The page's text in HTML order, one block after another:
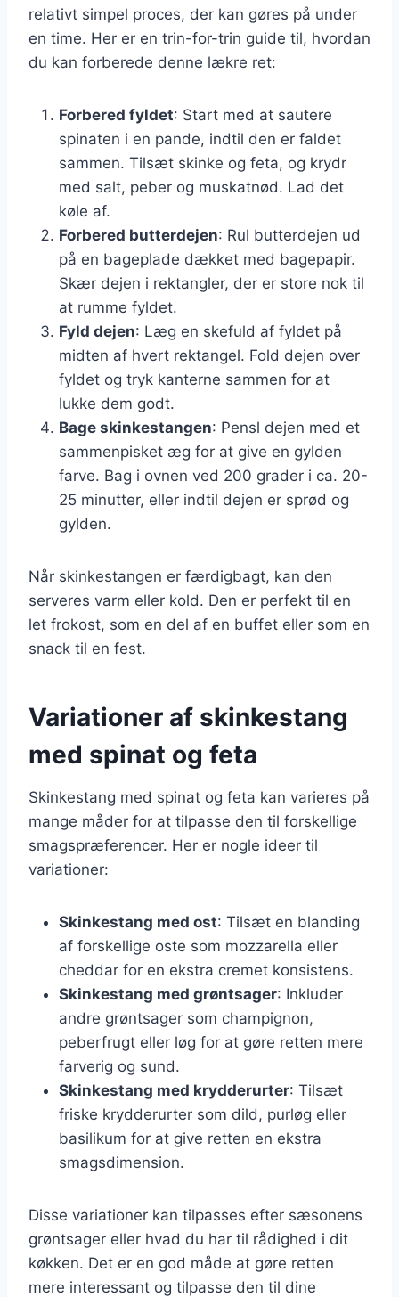
relativt simpel proces, der kan gøres på under
en time. Her er en trin-for-trin guide til, hvordan
du kan forberede denne lækre ret:
Forbered fyldet: Start med at sautere
spinaten i en pande, indtil den er faldet
sammen. Tilsæt skinke og feta, og krydr
med salt, peber og muskatnød. Lad det
køle af.
Forbered butterdejen: Rul butterdejen ud
på en bageplade dækket med bagepapir.
Skær dejen i rektangler, der er store nok til
at rumme fyldet.
Fyld dejen: Læg en skefuld af fyldet på
midten af hvert rektangel. Fold dejen over
fyldet og tryk kanterne sammen for at
lukke dem godt.
Bage skinkestangen: Pensl dejen med et
sammenpisket æg for at give en gylden
farve. Bag i ovnen ved 200 grader i ca. 20-
25 minutter, eller indtil dejen er sprød og
gylden.
Når skinkestangen er færdigbagt, kan den
serveres varm eller kold. Den er perfekt til en
let frokost, som en del af en buffet eller som en
snack til en fest.
Variationer af skinkestang
med spinat og feta
Skinkestang med spinat og feta kan varieres på
mange måder for at tilpasse den til forskellige
smagspræferencer. Her er nogle ideer til
variationer:
Skinkestang med ost: Tilsæt en blanding
af forskellige oste som mozzarella eller
cheddar for en ekstra cremet konsistens.
Skinkestang med grøntsager: Inkluder
andre grøntsager som champignon,
peberfrugt eller løg for at gøre retten mere
farverig og sund.
Skinkestang med krydderurter: Tilsæt
friske krydderurter som dild, purløg eller
basilikum for at give retten en ekstra
smagsdimension.
Disse variationer kan tilpasses efter sæsonens
grøntsager eller hvad du har til rådighed i dit
køkken. Det er en god måde at gøre retten
mere interessant og tilpasse den til dine